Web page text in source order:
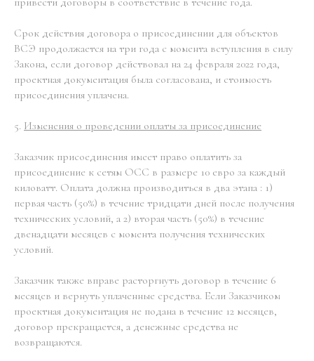
Срок действия договора о присоединении для объектов
ВСЭ продолжается на три года с момента вступления в силу
Закона, если договор действовал на 24 февраля 2022 года,
проектная документация была согласована, и стоимость
присоединения уплачена.
5. Изменения о проведении оплаты за присоединение
Заказчик присоединения имеет право оплатить за
присоединение к сетям ОСС в размере 10 евро за каждый
киловатт. Оплата должна производиться в два этапа : 1)
первая часть (50%) в течение тридцати дней после получения
технических условий, а 2) вторая часть (50%) в течение
двенадцати месяцев с момента получения технических
условий.
Заказчик также вправе расторгнуть договор в течение 6
месяцев и вернуть уплаченные средства. Если Заказчиком
проектная документация не подана в течение 12 месяцев,
договор прекращается, а денежные средства не
возвращаются.